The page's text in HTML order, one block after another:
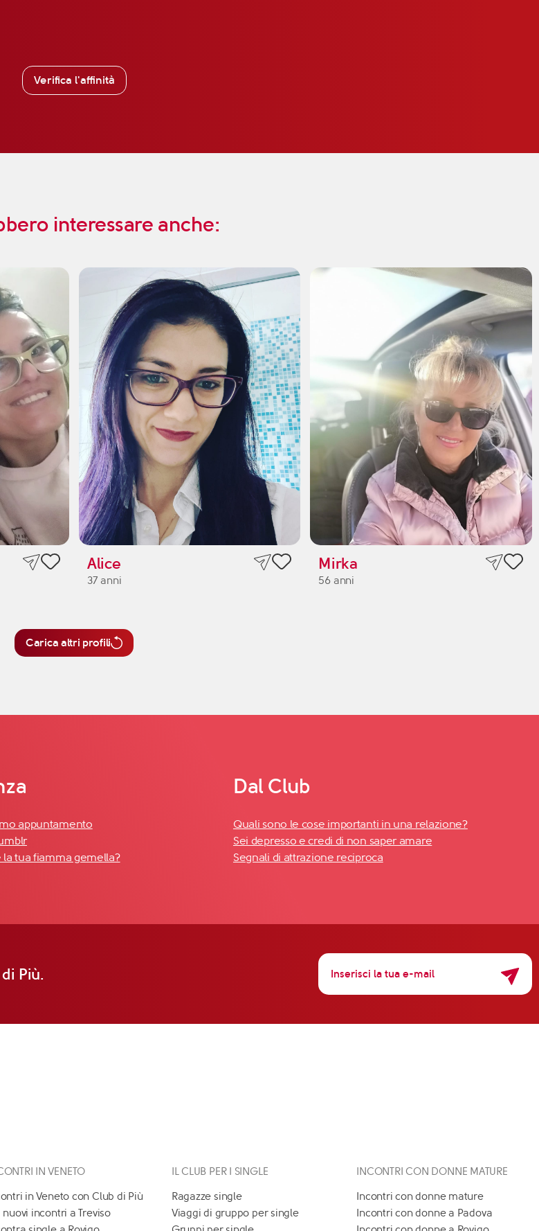
Verifica l'affinità
interessare anche:
Alice
37 anni
Mirka
56 anni
Carica altri profili
appuntamento
la tua fiamma gemella?
Dal Club
Quali sono le cose importanti in una relazione?
Sei depresso e credi di non saper amare
Segnali di attrazione reciproca
Più.
IN VENETO
in Veneto con Club di Più
nuovi incontri a Treviso
IL CLUB PER I SINGLE
Ragazze single
Viaggi di gruppo per single
INCONTRI CON DONNE MATURE
Incontri con donne mature
Incontri con donne a Padova